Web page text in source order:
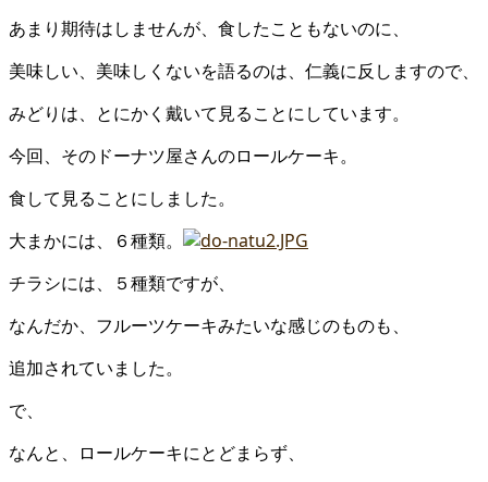
あまり期待はしませんが、食したこともないのに、
美味しい、美味しくないを語るのは、仁義に反しますので、
みどりは、とにかく戴いて見ることにしています。
今回、そのドーナツ屋さんのロールケーキ。
食して見ることにしました。
大まかには、６種類。
チラシには、５種類ですが、
なんだか、フルーツケーキみたいな感じのものも、
追加されていました。
で、
なんと、ロールケーキにとどまらず、